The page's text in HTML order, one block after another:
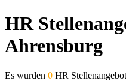
HR
Ahrensburg
Es wurden 0 HR